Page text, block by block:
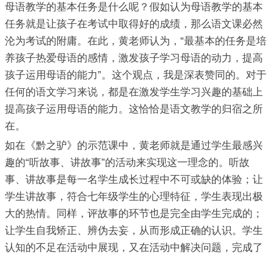
母语教学的基本任务是什么呢？假如认为母语教学的基本
任务就是让孩子在考试中取得好的成绩，那么语文课必然
沦为考试的附庸。在此，黄老师认为，“最基本的任务是培
养孩子热爱母语的感情，激发孩子学习母语的动力，提高
孩子运用母语的能力”。这个观点，我是深表赞同的。对于
任何的语文学习来说，都是在激发学生学习兴趣的基础上
提高孩子运用母语的能力。这恰恰是语文教学的归宿之所
在。
如在《黔之驴》的示范课中，黄老师就是通过学生最感兴
趣的“听故事、讲故事”的活动来实现这一理念的。听故
事、讲故事是每一名学生成长过程中不可或缺的体验；让
学生讲故事，符合七年级学生的心理特征，学生表现出极
大的热情。同样，评故事的环节也是完全由学生完成的；
让学生自我矫正、辨伪去妄，从而形成正确的认识。学生
认知的不足在活动中展现，又在活动中解决问题，完成了